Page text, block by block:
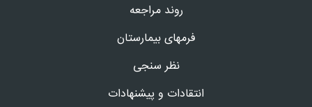
روند مراجعه
فرمهای بیمارستان
نظر سنجی
انتقادات و پیشنهادات